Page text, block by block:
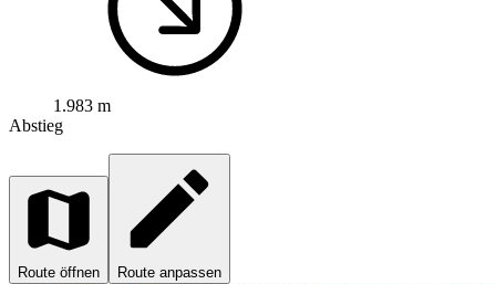
1.983 m
Abstieg
Route öffnen Route anpassen